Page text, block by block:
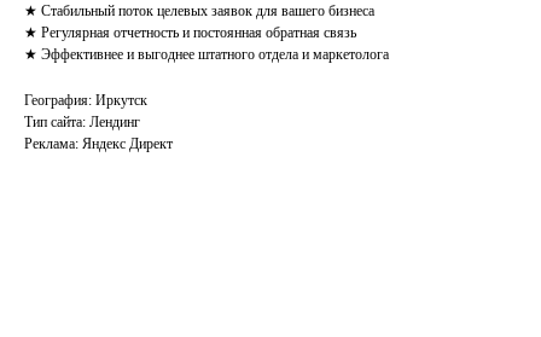
★ Стабильный поток целевых заявок для вашего бизнеса
★ Регулярная отчетность и постоянная обратная связь
★ Эффективнее и выгоднее штатного отдела и маркетолога
География: Иркутск
Тип сайта: Лендинг
Реклама: Яндекс Директ